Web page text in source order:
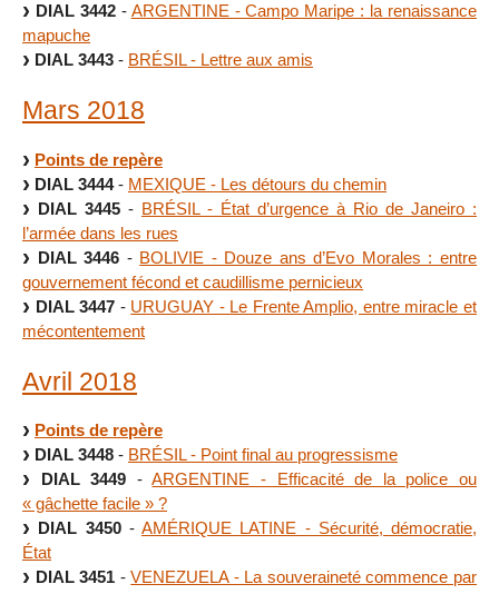
DIAL 3442- ARGENTINE - Campo Maripe : la renaissance
mapuche
DIAL 3443 - BRÉSIL - Lettre aux amis
Mars 2018
Points de repère
DIAL 3444- MEXIQUE - Les détours du chemin
DIAL 3445 - BRÉSIL - État d’urgence à Rio de Janeiro :
l’armée dans les rues
DIAL 3446 - BOLIVIE - Douze ans d’Evo Morales : entre
gouvernement fécond et caudillisme pernicieux
DIAL 3447 - URUGUAY - Le Frente Amplio, entre miracle et
mécontentement
Avril 2018
Points de repère
DIAL 3448 - BRÉSIL - Point final au progressisme
DIAL 3449 -ARGENTINE - Efficacité de la police ou
« gâchette facile » ?
DIAL 3450- AMÉRIQUE LATINE - Sécurité, démocratie,
État
DIAL 3451 -VENEZUELA - La souveraineté commence par